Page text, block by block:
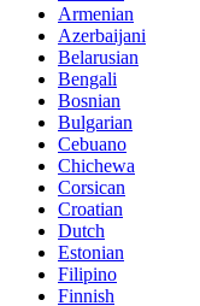
Armenian
Azerbaijani
Belarusian
Bengali
Bosnian
Bulgarian
Cebuano
Chichewa
Corsican
Croatian
Dutch
Estonian
Filipino
Finnish